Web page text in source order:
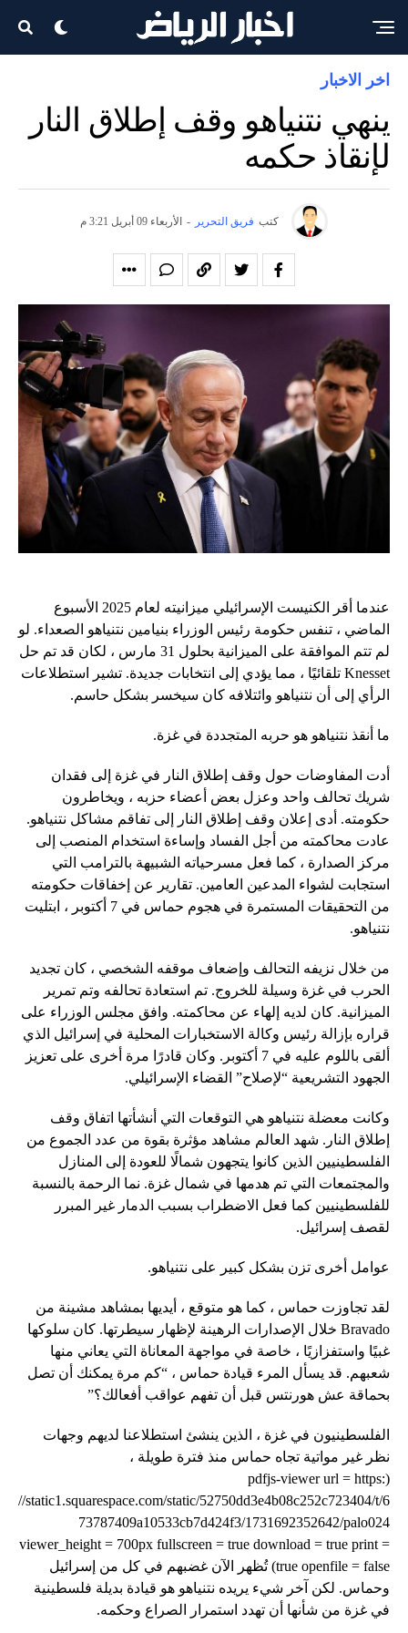
اخر الاخبار
ينهي نتنياهو وقف إطلاق النار
لإنقاذ حكمه
كتب فريق التحرير - الأربعاء 09 أبريل 3:21 م
عندما أقر الكنيست الإسرائيلي ميزانيته لعام 2025 الأسبوع
الماضي ، تنفس حكومة رئيس الوزراء بنيامين نتنياهو الصعداء. لو
لم تتم الموافقة على الميزانية بحلول 31 مارس ، لكان قد تم حل
Knesset تلقائيًا ، مما يؤدي إلى انتخابات جديدة. تشير استطلاعات
الرأي إلى أن نتنياهو وائتلافه كان سيخسر بشكل حاسم.
ما أنقذ نتنياهو هو حربه المتجددة في غزة.
أدت المفاوضات حول وقف إطلاق النار في غزة إلى فقدان
شريك تحالف واحد وعزل بعض أعضاء حزبه ، ويخاطرون
حكومته. أدى إعلان وقف إطلاق النار إلى تفاقم مشاكل نتنياهو.
عادت محاكمته من أجل الفساد وإساءة استخدام المنصب إلى
مركز الصدارة ، كما فعل مسرحياته الشبيهة بالترامب التي
استجابت لشواء المدعين العامين. تقارير عن إخفاقات حكومته
من التحقيقات المستمرة في هجوم حماس في 7 أكتوبر ، ابتليت
نتنياهو.
من خلال نزيفه التحالف وإضعاف موقفه الشخصي ، كان تجديد
الحرب في غزة وسيلة للخروج. تم استعادة تحالفه وتم تمرير
الميزانية. كان لديه إلهاء عن محاكمته. وافق مجلس الوزراء على
قراره بإزالة رئيس وكالة الاستخبارات المحلية في إسرائيل الذي
ألقى باللوم عليه في 7 أكتوبر. وكان قادرًا مرة أخرى على تعزيز
الجهود التشريعية “لإصلاح” القضاء الإسرائيلي.
وكانت معضلة نتنياهو هي التوقعات التي أنشأتها اتفاق وقف
إطلاق النار. شهد العالم مشاهد مؤثرة بقوة من عدد الجموع من
الفلسطينيين الذين كانوا يتجهون شمالًا للعودة إلى المنازل
والمجتمعات التي تم هدمها في شمال غزة. نما الرحمة بالنسبة
للفلسطينيين كما فعل الاضطراب بسبب الدمار غير المبرر
لقصف إسرائيل.
عوامل أخرى تزن بشكل كبير على نتنياهو.
لقد تجاوزت حماس ، كما هو متوقع ، أيديها بمشاهد مشينة من
Bravado خلال الإصدارات الرهينة لإظهار سيطرتها. كان سلوكها
غبيًا واستفزازيًا ، خاصة في مواجهة المعاناة التي يعاني منها
شعبهم. قد يسأل المرء قيادة حماس ، “كم مرة يمكنك أن تصل
بحماقة عش هورنتس قبل أن تفهم عواقب أفعالك؟”
الفلسطينيون في غزة ، الذين ينشئ استطلاعنا لديهم وجهات
نظر غير مواتية تجاه حماس منذ فترة طويلة ،
(pdfjs-viewer url = https:
//static1.squarespace.com/static/52750dd3e4b08c252c723404/t/6
73787409a10533cb7d424f3/1731692352642/palo024
viewer_height = 700px fullscreen = true download = true print =
true openfile = false) تُظهر الآن غضبهم في كل من إسرائيل
وحماس. لكن آخر شيء يريده نتنياهو هو قيادة بديلة فلسطينية
في غزة من شأنها أن تهدد استمرار الصراع وحكمه.